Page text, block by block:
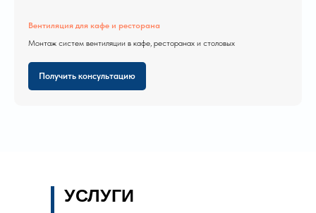
Вентиляция для кафе и ресторана
Монтаж систем вентиляции в кафе, ресторанах и столовых
Получить консультацию
УСЛУГИ